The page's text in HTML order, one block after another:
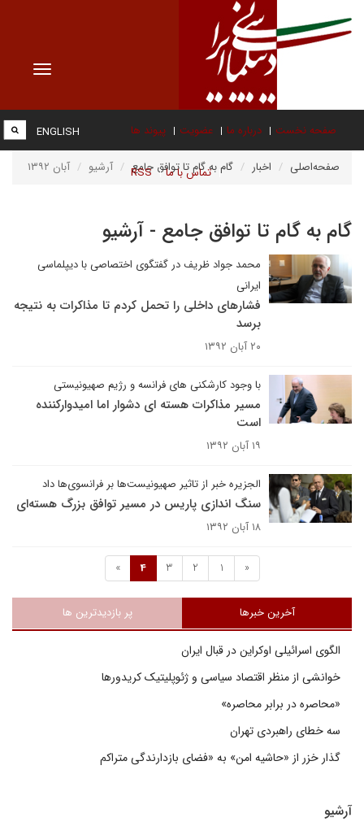
Toggle
صفحه نخست درباره ما عضویت پیوند ها
تماس با ما RSS
ENGLISH
صفحه‌اصلی اخبار گام به گام تا توافق جامع آرشیو آبان ۱۳۹۲
گام به گام تا توافق جامع - آرشیو
محمد جواد ظریف در گفتگوی اختصاصی با دیپلماسی
ایرانی
فشارهای داخلی را تحمل کردم تا مذاکرات به نتیجه
برسد
۲۰ آبان ۱۳۹۲
با وجود کارشکنی های فرانسه و رژیم صهیونیستی
مسیر مذاکرات هسته ای دشوار اما امیدوارکننده
است
۱۹ آبان ۱۳۹۲
الجزیره خبر از تاثیر صهیونیست‌ها بر فرانسوی‌ها داد
سنگ اندازی پاریس در مسیر توافق بزرگ هسته‌ای
۱۸ آبان ۱۳۹۲
«
1
2
3
4
»
آخرین خبرها پر بازدیدترین ها
الگوی اسرائیلی اوکراین در قبال ایران
خوانشی از منظر اقتصاد سیاسی و ژئوپلیتیک کریدورها
«محاصره در برابر محاصره»
سه خطای راهبردی تهران
گذار خزر از «حاشیه امن» به «فضای بازدارندگی متراکم
آرشیو